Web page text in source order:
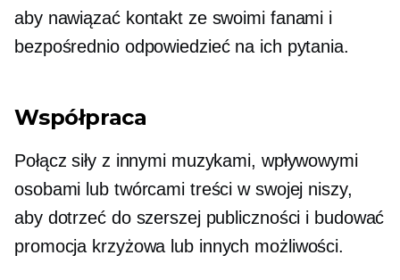
aby nawiązać kontakt ze swoimi fanami i
bezpośrednio odpowiedzieć na ich pytania.
Współpraca
Połącz siły z innymi muzykami, wpływowymi
osobami lub twórcami treści w swojej niszy,
aby dotrzeć do szerszej publiczności i budować
promocja krzyżowa lub innych możliwości.